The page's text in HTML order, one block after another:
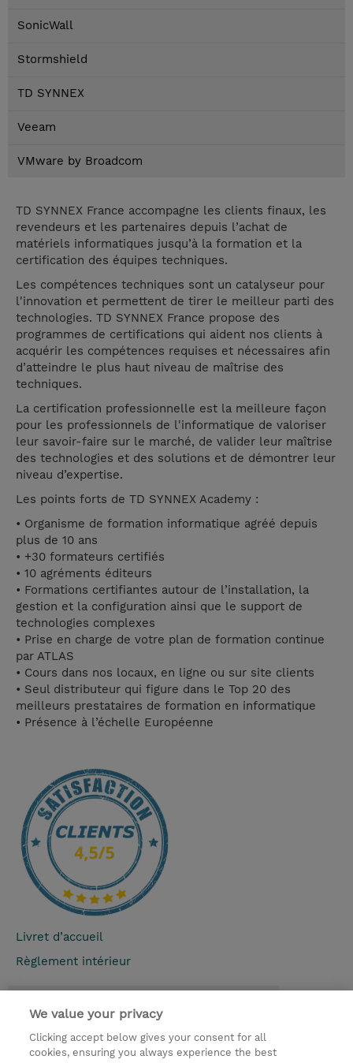
SonicWall
Stormshield
TD SYNNEX
Veeam
VMware by Broadcom
TD SYNNEX France accompagne les clients finaux, les
revendeurs et les partenaires depuis l’achat de
matériels informatiques jusqu’à la formation et la
certification des équipes techniques.
Les compétences techniques sont un catalyseur pour
l'innovation et permettent de tirer le meilleur parti des
technologies. TD SYNNEX France propose des
programmes de certifications qui aident nos clients à
acquérir les compétences requises et nécessaires afin
d’atteindre le plus haut niveau de maîtrise des
techniques.
La certification professionnelle est la meilleure façon
pour les professionnels de l'informatique de valoriser
leur savoir-faire sur le marché, de valider leur maîtrise
des technologies et des solutions et de démontrer leur
niveau d’expertise.
Les points forts de TD SYNNEX Academy :
• Organisme de formation informatique agréé depuis
plus de 10 ans
• +30 formateurs certifiés
• 10 agréments éditeurs
• Formations certifiantes autour de l’installation, la
gestion et la configuration ainsi que le support de
technologies complexes
• Prise en charge de votre plan de formation continue
par ATLAS
• Cours dans nos locaux, en ligne ou sur site clients
• Seul distributeur qui figure dans le Top 20 des
meilleurs prestataires de formation en informatique
• Présence à l’échelle Européenne
Livret d’accueil
Règlement intérieur
© 2026 TD SYNNEX
We value your privacy
Clicking accept below gives your consent for all
cookies, ensuring you always experience the best